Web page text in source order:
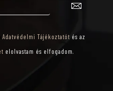
Adatvédelmi Tájékoztatót és az
elolvastam és elfogadom.